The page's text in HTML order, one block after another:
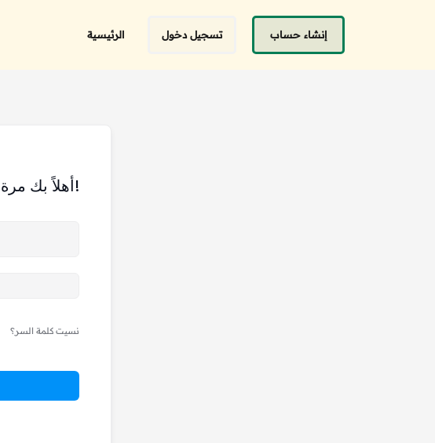
الرئيسية تسجيل دخول إنشاء حساب
أهلاً بك مرة أخرى!
نسيت كلمة السر؟